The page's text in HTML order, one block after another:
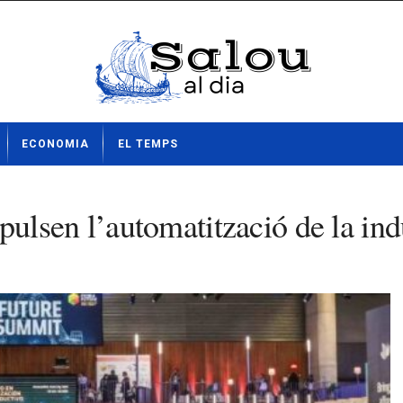
ECONOMIA EL TEMPS
l’automatització de la